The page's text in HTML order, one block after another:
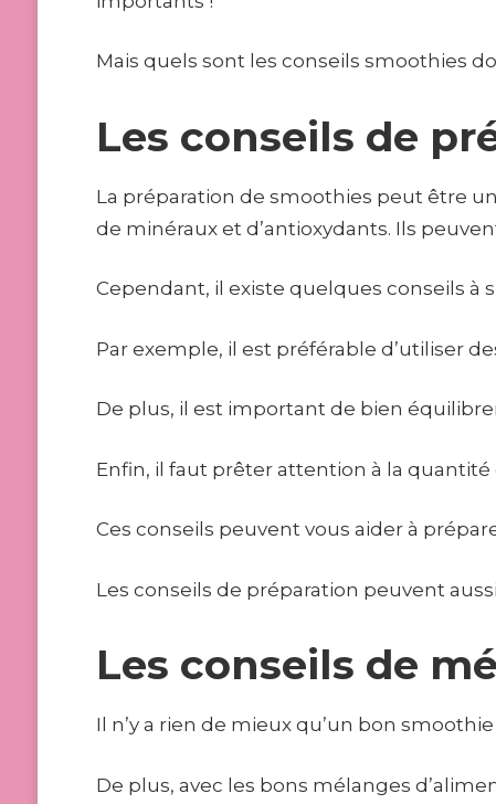
Mais quels sont les conseils smoothies
Les conseils de
La préparation de smoothies peut être
de minéraux et d’antioxydants. Ils
Cependant, il existe quelques conseils à
Par exemple, il est préférable d’utiliser
De plus, il est important de bien
Enfin, il faut prêter attention à la
Ces conseils peuvent vous aider à
Les conseils de préparation peuvent
Les conseils de
Il n’y a rien de mieux qu’un bon
De plus, avec les bons mélanges